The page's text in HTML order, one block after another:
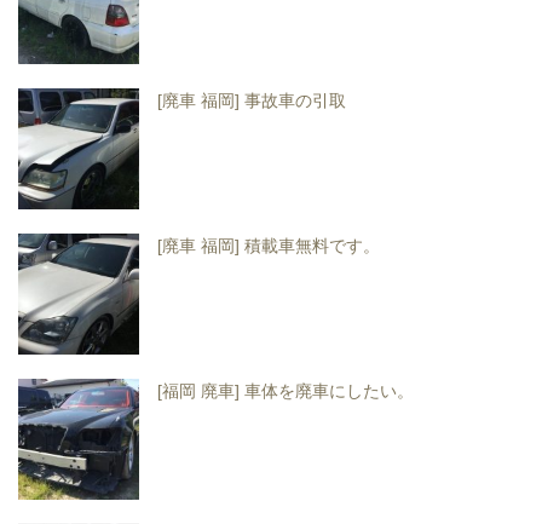
[廃車 福岡] 事故車の引取
[廃車 福岡] 積載車無料です。
[福岡 廃車] 車体を廃車にしたい。